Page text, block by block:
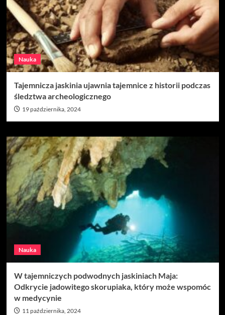
Nauka
Tajemnicza jaskinia ujawnia tajemnice z historii podczas
śledztwa archeologicznego
19 października, 2024
Nauka
W tajemniczych podwodnych jaskiniach Maja:
Odkrycie jadowitego skorupiaka, który może wspomóc
w medycynie
11 października, 2024